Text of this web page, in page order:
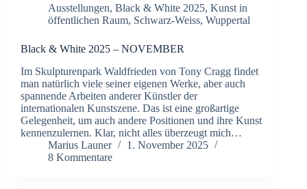
Ausstellungen, Black & White 2025, Kunst in
öffentlichen Raum, Schwarz-Weiss, Wuppertal
Black & White 2025 – NOVEMBER
Im Skulpturenpark Waldfrieden von Tony Cragg findet
man natürlich viele seiner eigenen Werke, aber auch
spannende Arbeiten anderer Künstler der
internationalen Kunstszene. Das ist eine großartige
Gelegenheit, um auch andere Positionen und ihre Kunst
kennenzulernen. Klar, nicht alles überzeugt mich…
Marius Launer
1. November 2025
8 Kommentare